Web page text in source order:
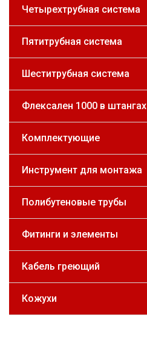
Четырехтрубная система
Пятитрубная система
Шеститрубная система
Флексален 1000 в штангах
Комплектующие
Инструмент для монтажа
Полибутеновые трубы
Фитинги и элементы
Кабель греющий
Кожухи